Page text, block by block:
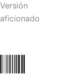
Versión
aficionado